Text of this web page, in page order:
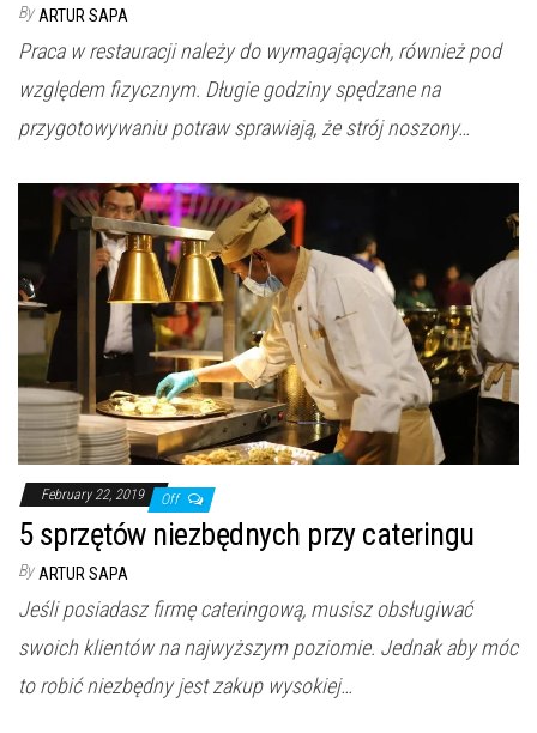
By ARTUR SAPA
Praca w restauracji należy do wymagających, również pod
względem fizycznym. Długie godziny spędzane na
przygotowywaniu potraw sprawiają, że strój noszony…
February 22, 2019 Off
5 sprzętów niezbędnych przy cateringu
By ARTUR SAPA
Jeśli posiadasz firmę cateringową, musisz obsługiwać
swoich klientów na najwyższym poziomie. Jednak aby móc
to robić niezbędny jest zakup wysokiej…